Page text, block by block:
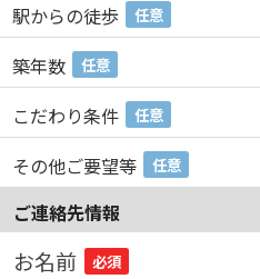
駅からの徒歩 任意
築年数 任意
こだわり条件 任意
その他ご要望等 任意
ご連絡先情報
お名前 必須